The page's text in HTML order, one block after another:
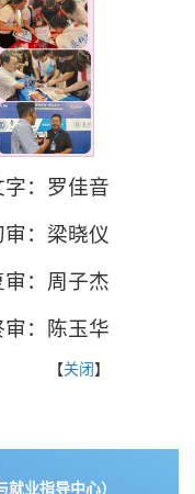
字：罗佳音
：梁晓仪
审：周子杰
审：陈玉华
【关闭】
业指导中心）